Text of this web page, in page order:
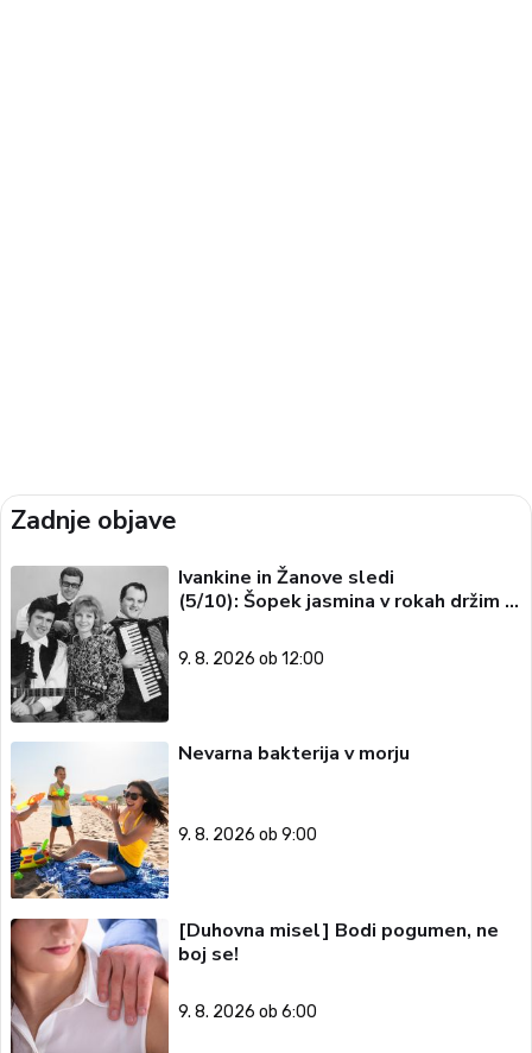
Zadnje objave
Ivankine in Žanove sledi
(5/10): Šopek jasmina v rokah držim …
9. 8. 2026 ob 12:00
Nevarna bakterija v morju
9. 8. 2026 ob 9:00
[Duhovna misel] Bodi pogumen, ne
boj se!
9. 8. 2026 ob 6:00